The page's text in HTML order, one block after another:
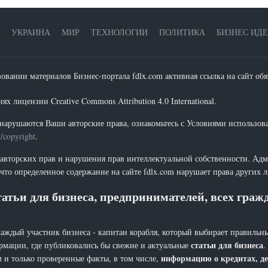
УКРАИНА МИР ТЕХНОЛОГИИ ПОЛИТИКА БИЗНЕС
материалов Бизнес-портала fdlx.com активная ссылка на сайт
лицензии Creative Commons Attribution 4.0 International.
Ваши авторские права, ознакомьтесь с Условиями
copyright.
прав и нарушения прав интеллектуальной собственности.
определенное содержание на сайте fdlx.com нарушает права других
для бизнеса, предпринимателей, всех
участник бизнеса - капитан корабля, который выбирает
где публиковались бы свежие и актуальные статьи для бизнеса.
только проверенные факты, в том числе, информацию о кредитах,